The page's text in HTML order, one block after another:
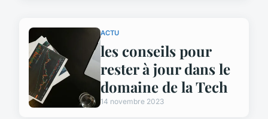
ACTU
les conseils pour
rester à jour dans le
domaine de la Tech
14 novembre 2023